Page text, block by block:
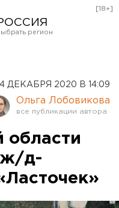
Курган
Оренбург
[18+]
ДЕКАБРЯ 2020 В 14:09
Ольга Лобовикова
области
ж/д-